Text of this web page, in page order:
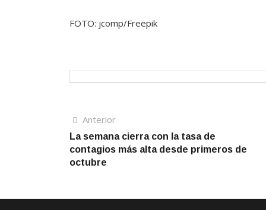
FOTO: jcomp/Freepik
Navegación
de
entradas
AnteriorArtículo
anterior
La semana cierra con la tasa de
contagios más alta desde primeros de
octubre